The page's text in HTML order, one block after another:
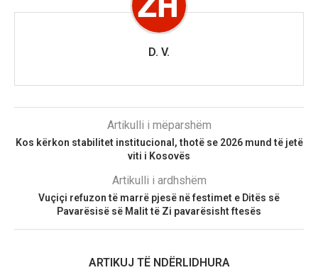
D. V.
Artikulli i mëparshëm
Kos kërkon stabilitet institucional, thotë se 2026 mund të jetë
viti i Kosovës
Artikulli i ardhshëm
Vuçiçi refuzon të marrë pjesë në festimet e Ditës së
Pavarësisë së Malit të Zi pavarësisht ftesës
ARTIKUJ TË NDËRLIDHURA